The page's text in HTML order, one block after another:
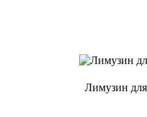
Лимузин